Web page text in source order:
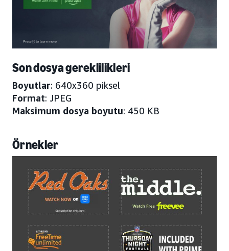
Son dosya gereklilikleri
Boyutlar: 640x360 piksel
Format: JPEG
Maksimum dosya boyutu: 450 KB
Örnekler